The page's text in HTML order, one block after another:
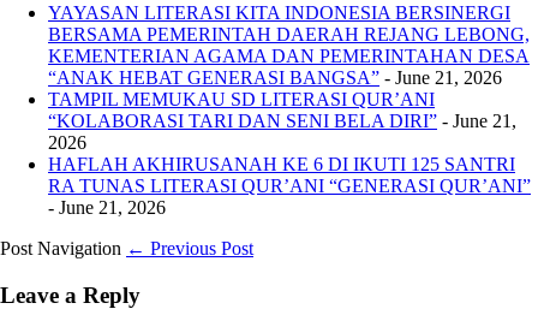
YAYASAN LITERASI KITA INDONESIA BERSINERGI
BERSAMA PEMERINTAH DAERAH REJANG LEBONG,
KEMENTERIAN AGAMA DAN PEMERINTAHAN DESA
“ANAK HEBAT GENERASI BANGSA” - June 21, 2026
TAMPIL MEMUKAU SD LITERASI QUR’ANI
“KOLABORASI TARI DAN SENI BELA DIRI” - June 21,
2026
HAFLAH AKHIRUSANAH KE 6 DI IKUTI 125 SANTRI
RA TUNAS LITERASI QUR’ANI “GENERASI QUR’ANI”
- June 21, 2026
Post Navigation ← Previous Post
Leave a Reply